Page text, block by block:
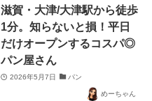
滋賀・大津/大津駅から徒歩
1分。知らないと損！平日
だけオープンするコスパ◎
パン屋さん
2026年5月7日 パン
めーちゃん